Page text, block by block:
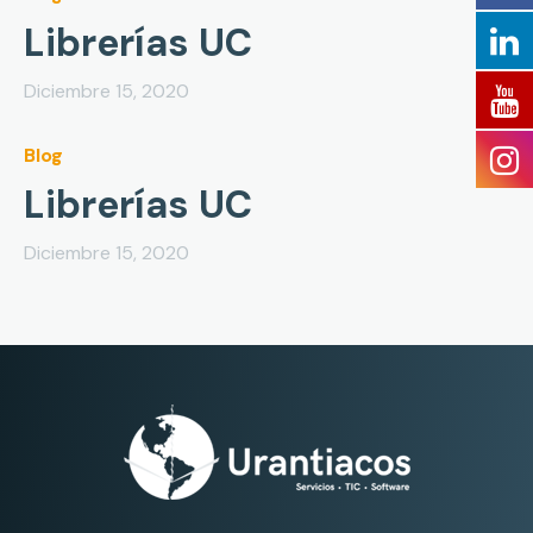
Librerías UC
Diciembre 15, 2020
Blog
Librerías UC
Diciembre 15, 2020